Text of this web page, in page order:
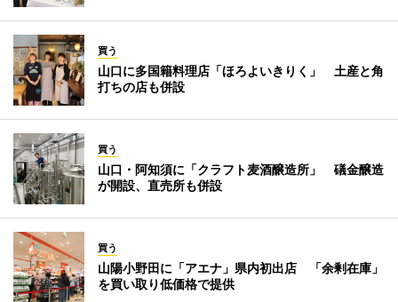
買う
山口に多国籍料理店「ほろよいきりく」 土産と角
打ちの店も併設
買う
山口・阿知須に「クラフト麦酒醸造所」 礒金醸造
が開設、直売所も併設
買う
山陽小野田に「アエナ」県内初出店 「余剰在庫」
を買い取り低価格で提供